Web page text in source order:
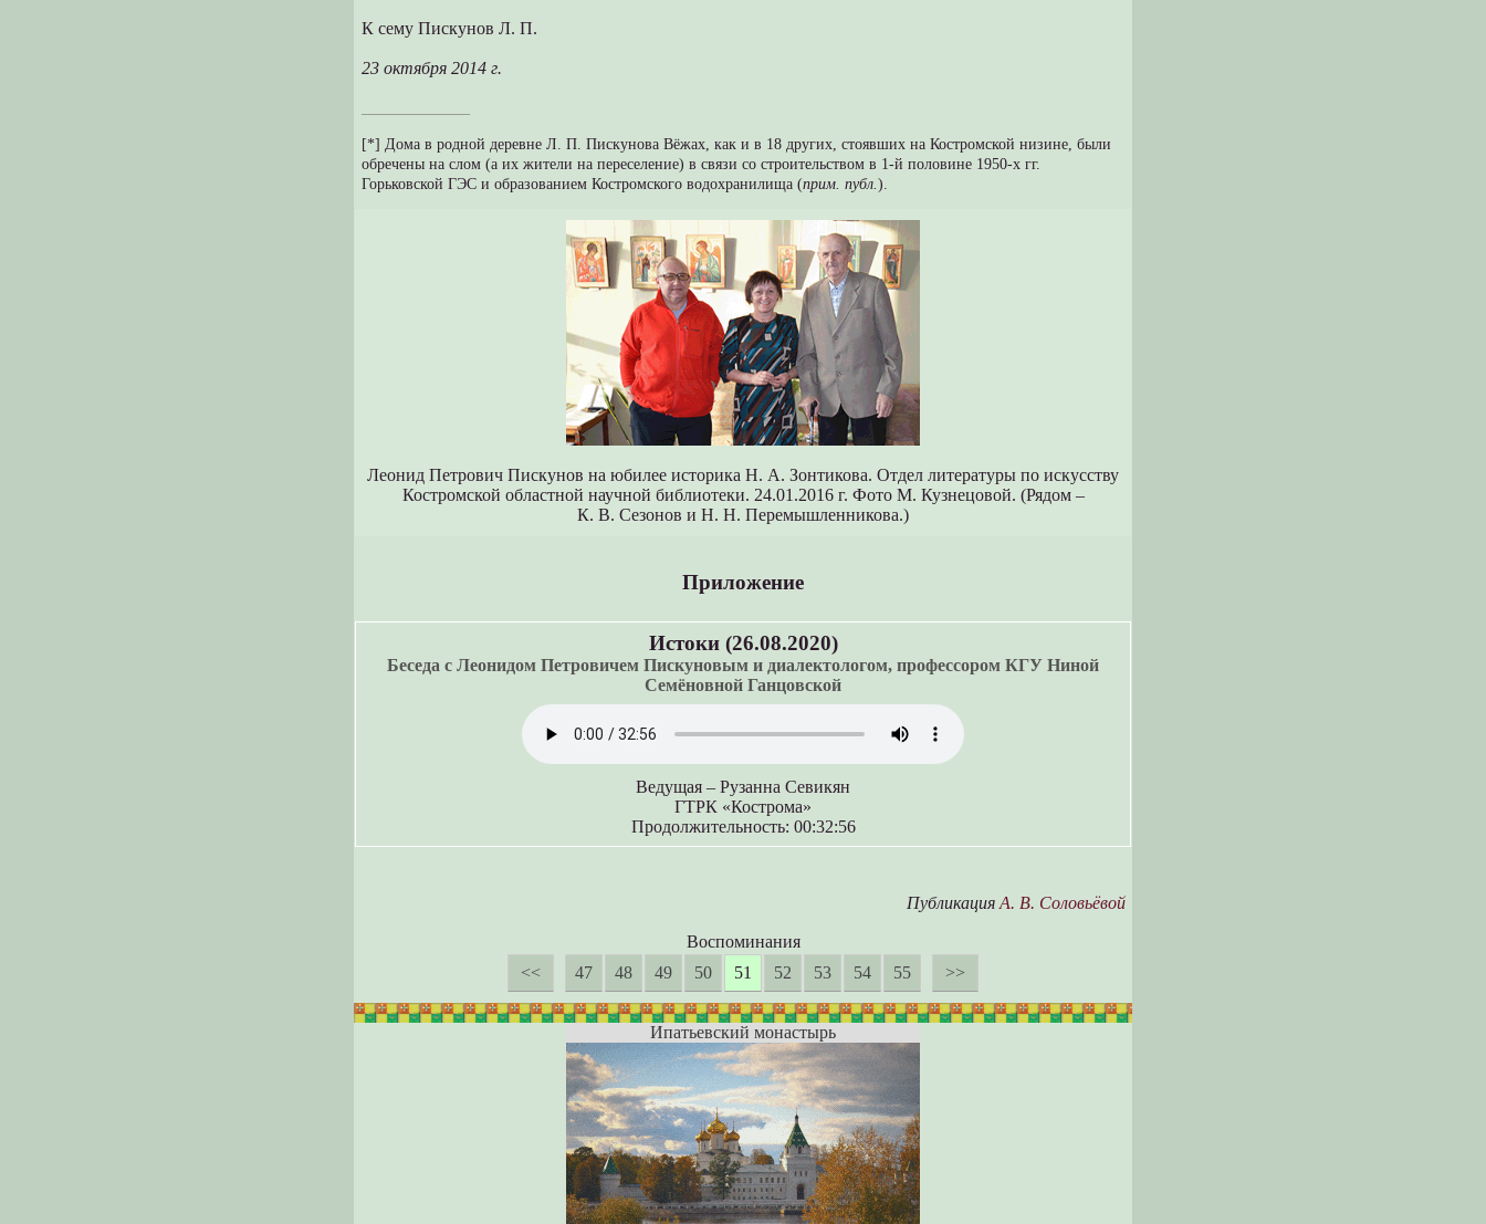
К сему Пискунов Л. П.
23 октября 2014 г.
[*] Дома в родной деревне Л. П. Пискунова Вёжах, как и в 18 других, стоявших на Костромской низине, были
обречены на слом (а их жители на переселение) в связи со строительством в 1-й половине 1950-х гг.
Горьковской ГЭС и образованием Костромского водохранилища (прим. публ. ).
Леонид Петрович Пискунов на юбилее историка Н. А. Зонтикова. Отдел литературы по искусству
Костромской областной научной библиотеки. 24.01.2016 г. Фото М. Кузнецовой. (Рядом –
К. В. Сезонов и Н. Н. Перемышленникова.)
Приложение
Истоки (26.08.2020)
Беседа с Леонидом Петровичем Пискуновым и диалектологом, профессором КГУ Ниной
Семёновной Ганцовской
Ведущая – Рузанна Севикян
ГТРК «Кострома»
Продолжительность: 00:32:56
Публикация А. В. Соловьёвой
Воспоминания
<<
47 48 49 50 51 52 53 54 55 >>
Ипатьевский монастырь